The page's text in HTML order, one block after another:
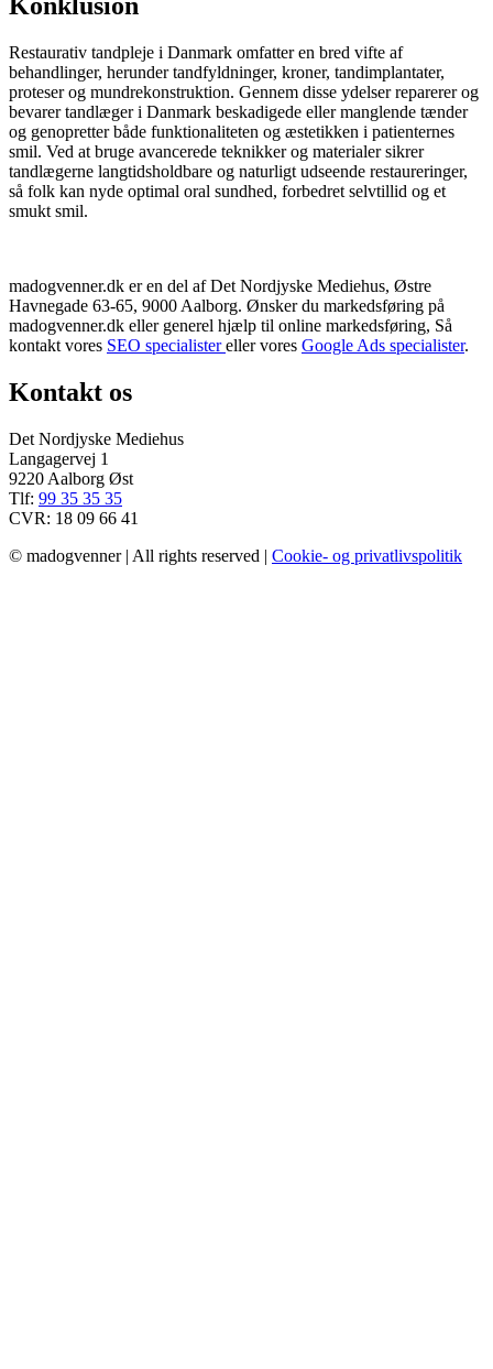
Restaurativ tandpleje i Danmark omfatter en bred vifte af
behandlinger, herunder tandfyldninger, kroner, tandimplantater,
proteser og mundrekonstruktion. Gennem disse ydelser reparerer og
bevarer tandlæger i Danmark beskadigede eller manglende tænder
og genopretter både funktionaliteten og æstetikken i patienternes
smil. Ved at bruge avancerede teknikker og materialer sikrer
tandlægerne langtidsholdbare og naturligt udseende restaureringer,
så folk kan nyde optimal oral sundhed, forbedret selvtillid og et
smukt smil.
madogvenner.dk er en del af Det Nordjyske Mediehus, Østre
Havnegade 63-65, 9000 Aalborg. Ønsker du markedsføring på
madogvenner.dk eller generel hjælp til online markedsføring, Så
kontakt vores SEO specialistereller vores Google Ads specialister.
Kontakt os
Det Nordjyske Mediehus
Langagervej 1
9220 Aalborg Øst
Tlf: 99 35 35 35
CVR: 18 09 66 41
© madogvenner | All rights reserved | Cookie- og privatlivspolitik